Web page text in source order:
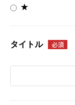
★
タイトル 必須